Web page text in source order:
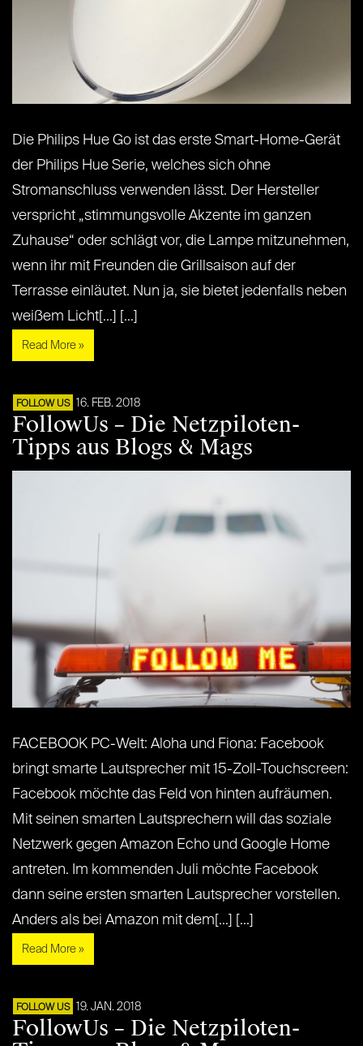
Die Philips Hue Go ist das erste Smart-Home-Gerät
der Philips Hue Serie, welches sich ohne
Stromanschluss verwenden lässt. Der Hersteller
verspricht „stimmungsvolle Akzente im ganzen
Zuhause“ oder schlägt vor, die Lampe mitzunehmen,
wenn ihr mit Freunden die Grillsaison auf der
Terrasse einläutet. Nun ja, sie bietet jedenfalls neben
weißem Licht[...] [...]
Read More »
FOLLOW US 16. FEB. 2018
FollowUs – Die Netzpiloten-
Tipps aus Blogs & Mags
FACEBOOK PC-Welt: Aloha und Fiona: Facebook
bringt smarte Lautsprecher mit 15-Zoll-Touchscreen:
Facebook möchte das Feld von hinten aufräumen.
Mit seinen smarten Lautsprechern will das soziale
Netzwerk gegen Amazon Echo und Google Home
antreten. Im kommenden Juli möchte Facebook
dann seine ersten smarten Lautsprecher vorstellen.
Anders als bei Amazon mit dem[...] [...]
Read More »
FOLLOW US 19. JAN. 2018
FollowUs – Die Netzpiloten-